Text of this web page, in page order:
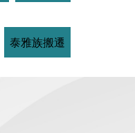
泰雅族搬遷